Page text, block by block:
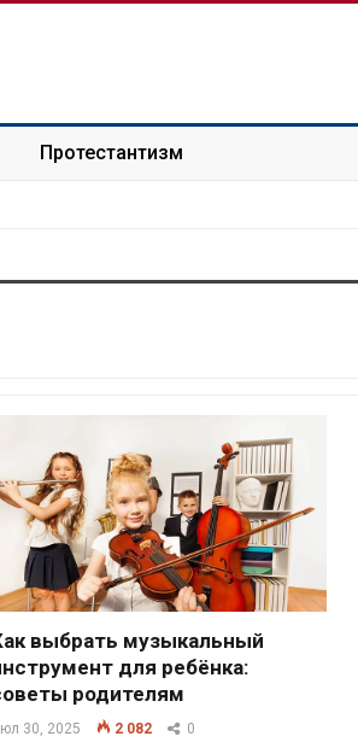
Протестантизм
выбрать музыкальный
для ребёнка:
родителям
30, 2025 2 082 0